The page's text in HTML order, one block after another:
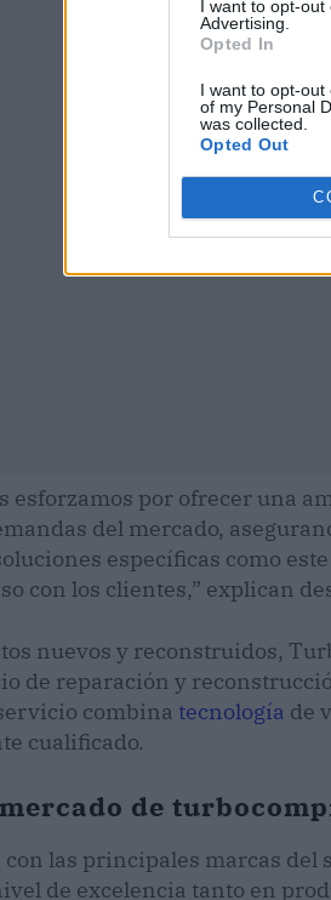
I want to opt-out
Advertising.
Opted In
I want to opt-out
of my Personal
was collected.
Opted Out
Publicidad
esforzamos por ofrecer una
del mercado,
específicas como
con los clientes,” explican
nuevos y reconstruidos,
de reparación y
combina tecnología de
cualificado.
de
las principales marcas del
de excelencia tanto en